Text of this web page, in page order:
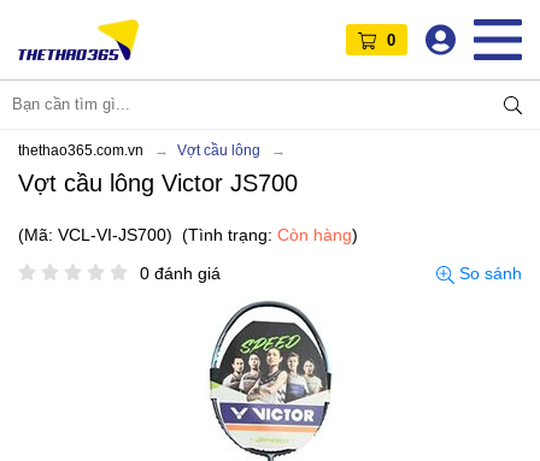
0
thethao365.com.vn Vợt cầu lông
Vợt cầu lông Victor JS700
(Mã: VCL-VI-JS700) (Tình trạng: Còn hàng)
0 đánh giá
So sánh